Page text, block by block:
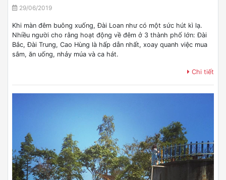
29/06/2019
Khi màn đêm buông xuống, Đài Loan như có một sức hút kì lạ.
Nhiều người cho rằng hoạt động về đêm ở 3 thành phố lớn: Đài
Bắc, Đài Trung, Cao Hùng là hấp dẫn nhất, xoay quanh việc mua
sắm, ăn uống, nhảy múa và ca hát.
Chi tiết